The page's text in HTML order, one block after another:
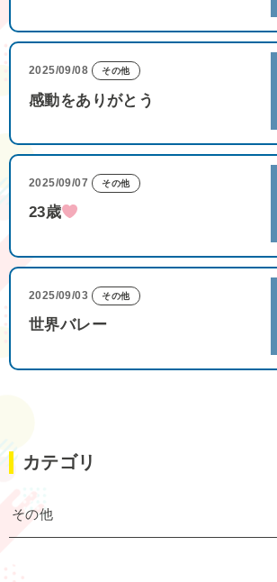
2025/09/08 その他
感動をありがとう
2025/09/07 その他
23歳
2025/09/03 その他
世界バレー
カテゴリ
その他